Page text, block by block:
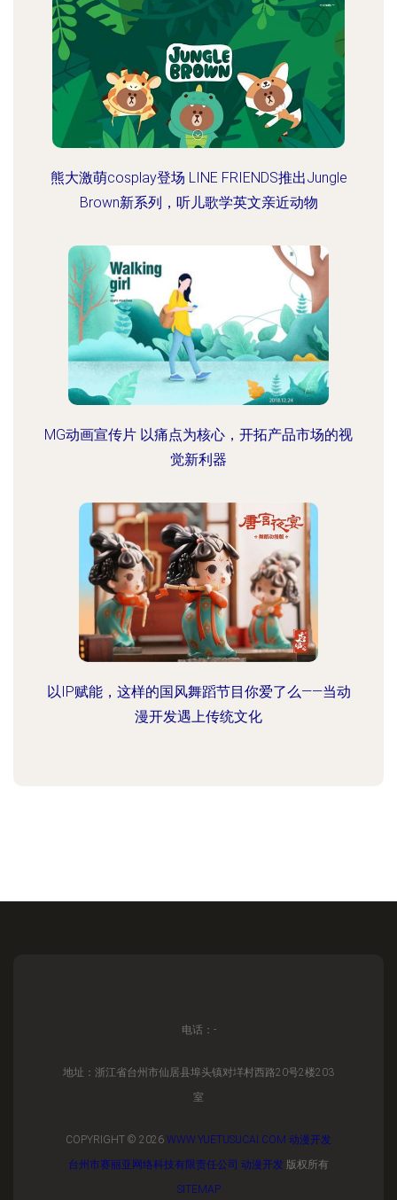
熊大激萌cosplay登场 LINE FRIENDS推出Jungle
Brown新系列，听儿歌学英文亲近动物
MG动画宣传片 以痛点为核心，开拓产品市场的视
觉新利器
以IP赋能，这样的国风舞蹈节目你爱了么——当动
漫开发遇上传统文化
电话：-
地址：浙江省台州市仙居县埠头镇对垟村西路20号2楼203
室
COPYRIGHT © 2026 WWW.YUETUSUCAI.COM 动漫开发
台州市赛丽亚网络科技有限责任公司 动漫开发 版权所有
SITEMAP